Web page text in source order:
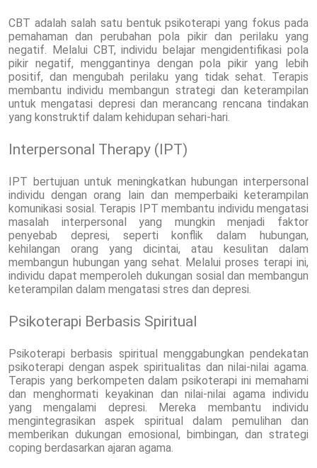
CBT adalah salah satu bentuk psikoterapi yang fokus pada
pemahaman dan perubahan pola pikir dan perilaku yang
negatif. Melalui CBT, individu belajar mengidentifikasi pola
pikir negatif, menggantinya dengan pola pikir yang lebih
positif, dan mengubah perilaku yang tidak sehat. Terapis
membantu individu membangun strategi dan keterampilan
untuk mengatasi depresi dan merancang rencana tindakan
yang konstruktif dalam kehidupan sehari-hari.
Interpersonal Therapy (IPT)
IPT bertujuan untuk meningkatkan hubungan interpersonal
individu dengan orang lain dan memperbaiki keterampilan
komunikasi sosial. Terapis IPT membantu individu mengatasi
masalah interpersonal yang mungkin menjadi faktor
penyebab depresi, seperti konflik dalam hubungan,
kehilangan orang yang dicintai, atau kesulitan dalam
membangun hubungan yang sehat. Melalui proses terapi ini,
individu dapat memperoleh dukungan sosial dan membangun
keterampilan dalam mengatasi stres dan depresi.
Psikoterapi Berbasis Spiritual
Psikoterapi berbasis spiritual menggabungkan pendekatan
psikoterapi dengan aspek spiritualitas dan nilai-nilai agama.
Terapis yang berkompeten dalam psikoterapi ini memahami
dan menghormati keyakinan dan nilai-nilai agama individu
yang mengalami depresi. Mereka membantu individu
mengintegrasikan aspek spiritual dalam pemulihan dan
memberikan dukungan emosional, bimbingan, dan strategi
coping berdasarkan ajaran agama.